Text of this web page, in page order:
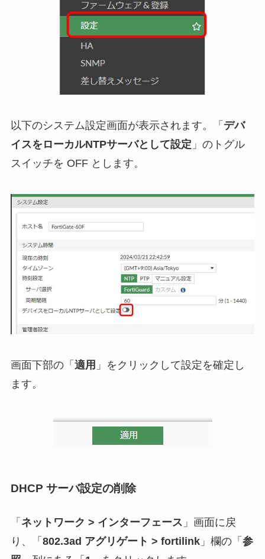
以下のシステム設定画面が表示されます。「 デバ
イスをローカルNTPサーバとして設定 」のトグル
スイッチを OFF とします。
画面下部の「 適用 」をクリックして設定を確定し
ます。
DHCP サーバ設定の削除
「 ネットワーク > インターフェース 」画面に戻
り、「 802.3ad アグリゲート > fortilink」欄の「 参